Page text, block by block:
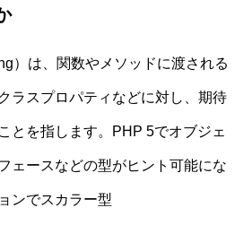
）は、関数やメソッドに渡される
ラスプロパティなどに対し、期待
とを指します。PHP 5でオブジェ
ェースなどの型がヒント可能にな
ンでスカラー型